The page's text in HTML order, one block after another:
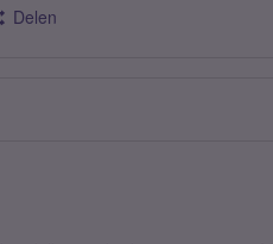
Delen